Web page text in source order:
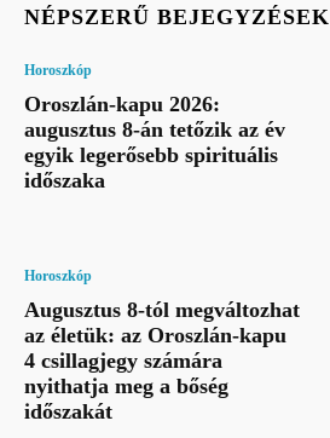
NÉPSZERŰ BEJEGYZÉSEK
Horoszkóp
Oroszlán-kapu 2026:
augusztus 8-án tetőzik az év
egyik legerősebb spirituális
időszaka
Horoszkóp
Augusztus 8-tól megváltozhat
az életük: az Oroszlán-kapu
4 csillagjegy számára
nyithatja meg a bőség
időszakát